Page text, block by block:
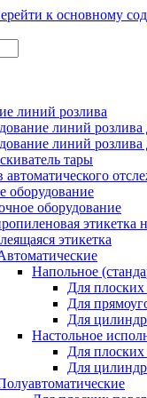
к основному
линий розлива
линий розлива
линий
тары
автоматического
оборудование
оборудование
этикетка
этикетка
Напольное
Для плоских
Для
Для
Настольное
Для плоских
Для